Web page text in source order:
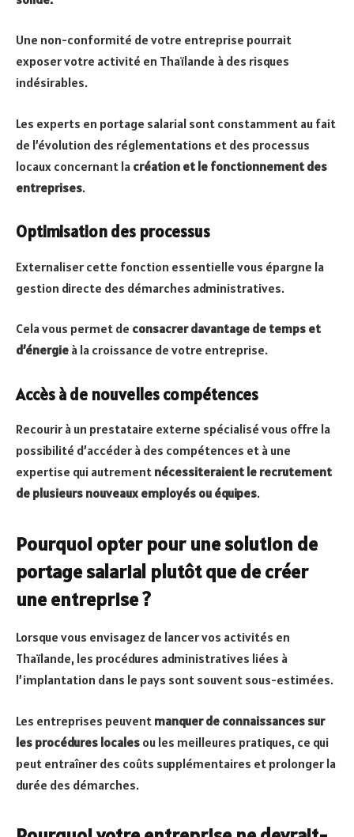
Une non-conformité de votre entreprise pourrait
exposer votre activité en Thaïlande à des risques
indésirables.
Les experts en portage salarial sont constamment au fait
de l’évolution des réglementations et des processus
locaux concernant la création et le fonctionnement des
entreprises.
Optimisation des processus
Externaliser cette fonction essentielle vous épargne la
gestion directe des démarches administratives.
Cela vous permet de consacrer davantage de temps et
d’énergie à la croissance de votre entreprise.
Accès à de nouvelles compétences
Recourir à un prestataire externe spécialisé vous offre la
possibilité d’accéder à des compétences et à une
expertise qui autrement nécessiteraient le recrutement
de plusieurs nouveaux employés ou équipes.
Pourquoi opter pour une solution de
portage salarial plutôt que de créer
une entreprise ?
Lorsque vous envisagez de lancer vos activités en
Thaïlande, les procédures administratives liées à
l’implantation dans le pays sont souvent sous-estimées.
Les entreprises peuvent manquer de connaissances sur
les procédures locales ou les meilleures pratiques, ce qui
peut entraîner des coûts supplémentaires et prolonger la
durée des démarches.